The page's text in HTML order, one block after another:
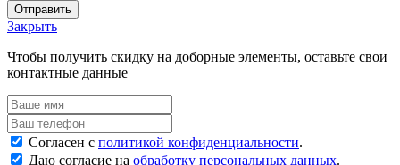
Отправить
Закрыть
Чтобы получить скидку на доборные элементы, оставьте свои
контактные данные
Согласен с политикой конфиденциальности.
Даю согласие на обработку персональных данных.